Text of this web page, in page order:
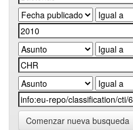
Comenzar nueva busqueda